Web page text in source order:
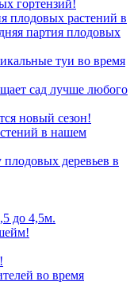
гортензий!
плодовых растений в
партия плодовых
туи во время
сад лучше любого
новый сезон!
в нашем
деревьев в
до 4,5м.
во время